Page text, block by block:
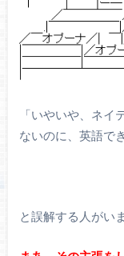
「いやいや、ネ
ないのに、英語で
と誤解する人がい